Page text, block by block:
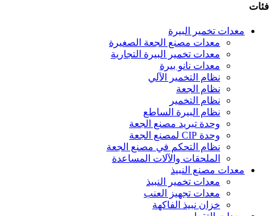
فئات
معدات تخمير البيرة
معدات مصنع الجعة الصغيرة
معدات تخمير البيرة التجارية
معدات نانو بيرة
نظام التخمير الآلي
نظام الجعة
نظام التخمير
نظام البيرة الساطع
وحدة تبريد مصنع الجعة
وحدة CIP لمصنع الجعة
نظام التحكم في مصنع الجعة
الملحقات والآلات المساعدة
معدات مصنع النبيذ
معدات تخمير النبيذ
معدات تجهيز العنب
خزان نبيذ الفاكهة